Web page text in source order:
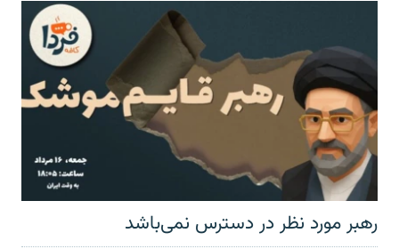
رهبر مورد نظر در دسترس نمی‌باشد